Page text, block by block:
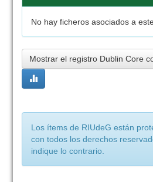
No hay ficheros asociados a
Mostrar el registro Dublin Core
Los ítems de RIUdeG están
con todos los derechos
indique lo contrario.